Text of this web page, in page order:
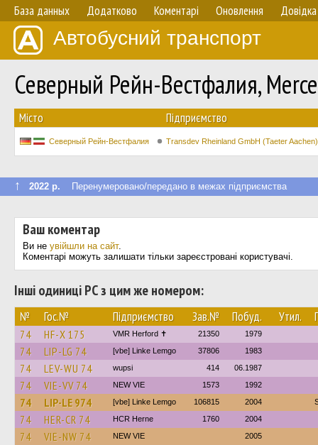
База данных Додатково Коментарі Оновлення Довідка
Автобусний транспорт
Северный Рейн-Вестфалия,
Мiсто Підприємство
Северный Рейн-Вестфалия Transdev Rheinland GmbH (Taeter Aachen)
↑ 2022 р. Перенумеровано/передано в межах підприємства
Ваш коментар
Ви не увійшли на сайт.
Коментарі можуть залишати тільки зареєстровані користувачі.
Інші одиниці РС з цим же номером:
№ Гос.№ Підприємство Зав.№ Побуд. Утил.
74 HF-X 175 VMR Herford ✝ 21350 1979
74 LIP-LG 74 [vbe] Linke Lemgo 37806 1983
74 LEV-WU 74 wupsi 414 06.1987
74 VIE-VV 74 NEW VIE 1573 1992
74 LIP-LE 974 [vbe] Linke Lemgo 106815 2004
74 HER-CR 74 HCR Herne 1760 2004
74 VIE-NW 74 NEW VIE 2005